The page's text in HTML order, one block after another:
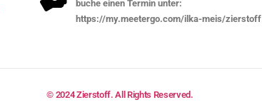
buche einen Termin unter:
https://my.meetergo.com/ilka-meis/zierstoff
© 2024 Zierstoff. All Rights Reserved.